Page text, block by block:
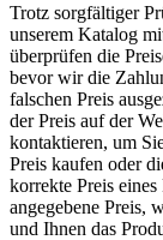
Trotz sorgfältiger
unserem Katalog
überprüfen die
bevor wir die
falschen Preis
der Preis auf der
kontaktieren, um
Preis kaufen oder
korrekte Preis
angegebene Preis,
und Ihnen das